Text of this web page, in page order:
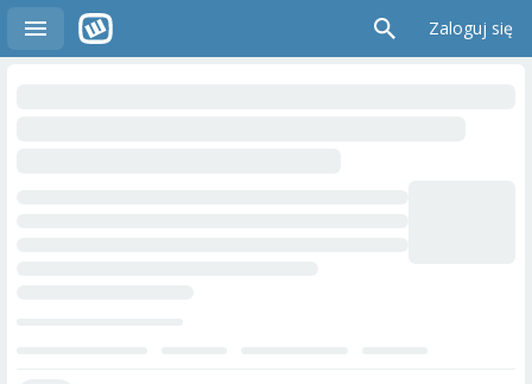
Zaloguj się